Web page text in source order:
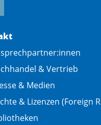
& Vertrieb
& Medien
& Lizenzen (Foreign